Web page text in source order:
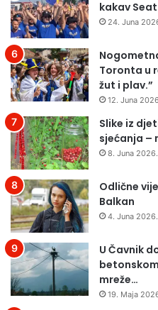
kakav
24. Juna
Toronta u
žut i plav.”
12. Juna
Slike iz
sjećanja –
8. Juna 2026.
Odlične
Balkan
4. Juna 2026.
U Čavnik
mreže…
19. Maja